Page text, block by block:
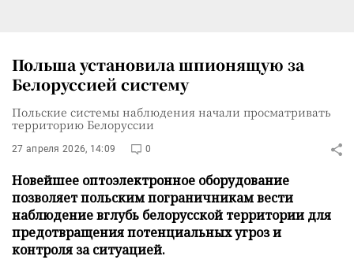
Польша установила шпионящую за
Белоруссией систему
Польские системы наблюдения начали просматривать
территорию Белоруссии
27 апреля 2026, 14:09 0
Новейшее оптоэлектронное оборудование
позволяет польским пограничникам вести
наблюдение вглубь белорусской территории для
предотвращения потенциальных угроз и
контроля за ситуацией.